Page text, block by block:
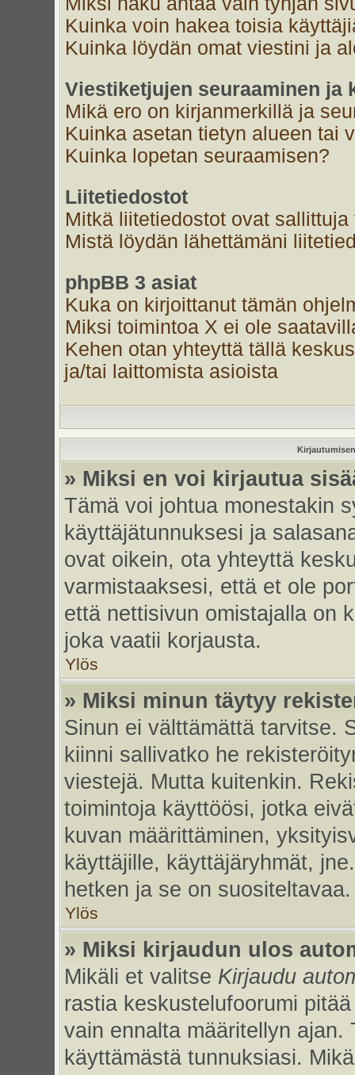
Kuinka voin hakea toisia
Kuinka löydän omat viestini ja
Viestiketjujen seuraaminen ja
Mikä ero on kirjanmerkillä ja
Kuinka asetan tietyn alueen tai
Kuinka lopetan seuraamisen?
Liitetiedostot
Mitkä liitetiedostot ovat
Mistä löydän lähettämäni
phpBB 3 asiat
Kuka on kirjoittanut tämän
Miksi toimintoa X ei ole
Kehen otan yhteyttä tällä
ja/tai laittomista asioista
» Miksi en voi kirjautua
Tämä voi johtua monestakin
käyttäjätunnuksesi ja
ovat oikein, ota yhteyttä
varmistaaksesi, että et ole
että nettisivun omistajalla on
joka vaatii korjausta.
Ylös
» Miksi minun täytyy
Sinun ei välttämättä tarvitse.
kiinni sallivatko he
viestejä. Mutta kuitenkin.
toimintoja käyttöösi, jotka
kuvan määrittäminen,
käyttäjille, käyttäjäryhmät,
hetken ja se on suositeltavaa.
Ylös
» Miksi kirjaudun ulos
Mikäli et valitse Kirjaudu
rastia keskustelufoorumi
vain ennalta määritellyn
käyttämästä tunnuksiasi.